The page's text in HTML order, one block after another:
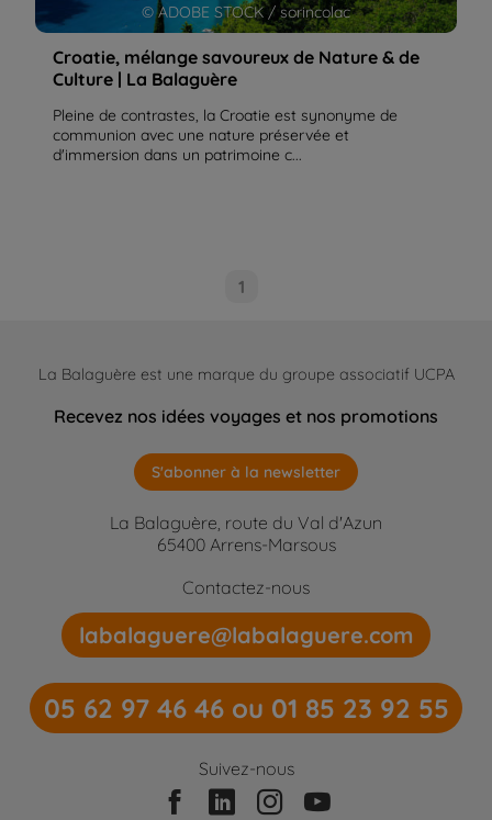
© ADOBE STOCK / sorincolac
Croatie, mélange savoureux de Nature & de
Culture | La Balaguère
Pleine de contrastes, la Croatie est synonyme de
communion avec une nature préservée et
d'immersion dans un patrimoine c...
1
La Balaguère est une marque du groupe associatif UCPA
Recevez nos idées voyages et nos promotions
S'abonner à la newsletter
La Balaguère, route du Val d'Azun
65400 Arrens-Marsous
Contactez-nous
labalaguere@labalaguere.com
05 62 97 46 46 ou 01 85 23 92 55
Suivez-nous